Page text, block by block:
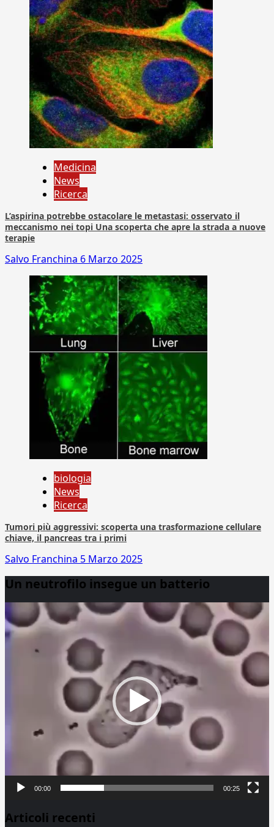
Medicina
News
Ricerca
L’aspirina potrebbe ostacolare le metastasi: osservato il
meccanismo nei topi Una scoperta che apre la strada a nuove
terapie
Salvo Franchina 6 Marzo 2025
biologia
News
Ricerca
Tumori più aggressivi: scoperta una trasformazione cellulare
chiave, il pancreas tra i primi
Salvo Franchina 5 Marzo 2025
Un neutrofilo insegue un batterio
Player
00:00 00:25
Articoli recenti